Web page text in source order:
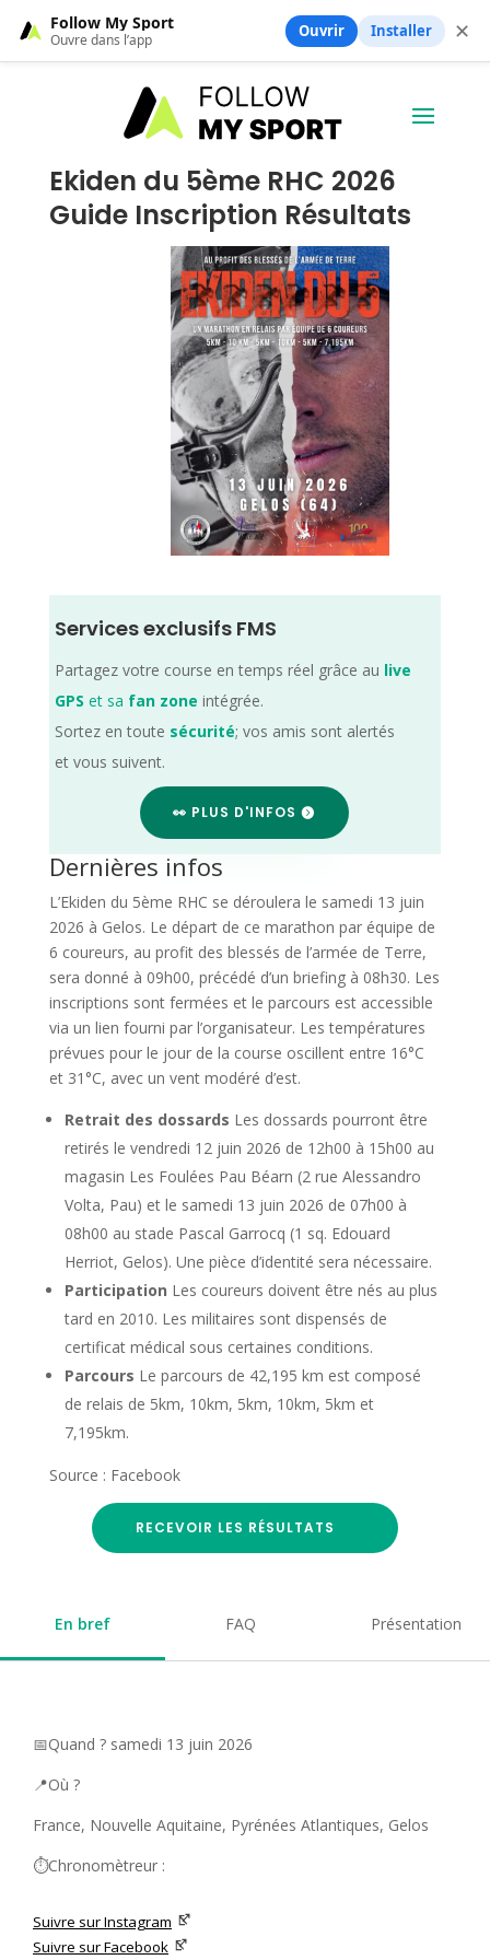
Ekiden du 5ème RHC 2026
Guide Inscription Résultats
Services exclusifs FMS
Partagez votre course en temps réel grâce au live
GPS et sa fan zone intégrée.
Sortez en toute sécurité; vos amis sont alertés
et vous suivent.
👀 PLUS D'INFOS
Dernières infos
L’Ekiden du 5ème RHC se déroulera le samedi 13 juin
2026 à Gelos. Le départ de ce marathon par équipe de
6 coureurs, au profit des blessés de l’armée de Terre,
sera donné à 09h00, précédé d’un briefing à 08h30. Les
inscriptions sont fermées et le parcours est accessible
via un lien fourni par l’organisateur. Les températures
prévues pour le jour de la course oscillent entre 16°C
et 31°C, avec un vent modéré d’est.
Retrait des dossards Les dossards pourront être
retirés le vendredi 12 juin 2026 de 12h00 à 15h00 au
magasin Les Foulées Pau Béarn (2 rue Alessandro
Volta, Pau) et le samedi 13 juin 2026 de 07h00 à
08h00 au stade Pascal Garrocq (1 sq. Edouard
Herriot, Gelos). Une pièce d’identité sera nécessaire.
Participation Les coureurs doivent être nés au plus
tard en 2010. Les militaires sont dispensés de
certificat médical sous certaines conditions.
Parcours Le parcours de 42,195 km est composé
de relais de 5km, 10km, 5km, 10km, 5km et
7,195km.
Source : Facebook
RECEVOIR LES RÉSULTATS
En bref FAQ Présentation
📅Quand ? samedi 13 juin 2026
📍Où ?
France, Nouvelle Aquitaine, Pyrénées Atlantiques, Gelos
⏱️Chronomètreur :
Suivre sur Instagram
Suivre sur Facebook
Follow My Sport
Ouvre dans l’app Ouvrir Installer ✕